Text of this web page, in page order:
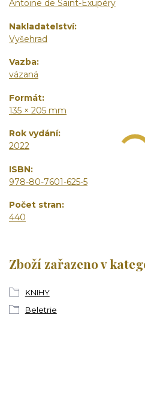
Antoine de Saint-Exupéry
Nakladatelství
Vyšehrad
Vazba
vázaná
Formát
135 × 205 mm
Rok vydání
2022
ISBN
978-80-7601-625-5
Počet stran
440
Zboží zařazeno v
KNIHY
Beletrie